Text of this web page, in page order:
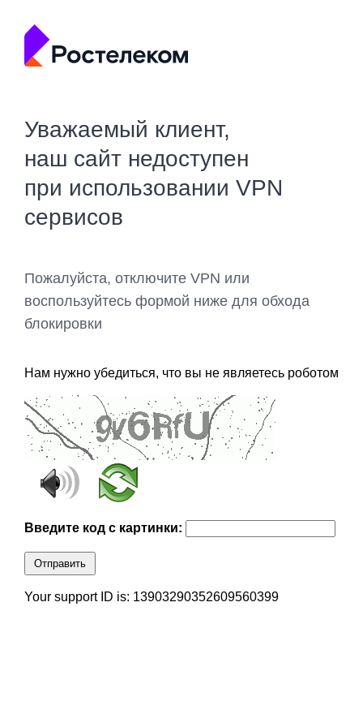
Уважаемый клиент,
наш сайт недоступен
при использовании VPN
сервисов
Пожалуйста, отключите VPN или
воспользуйтесь формой ниже для обхода
блокировки
Нам нужно убедиться, что вы не являетесь роботом
Введите код с картинки:
Отправить
Your support ID is: 13903290352609560399